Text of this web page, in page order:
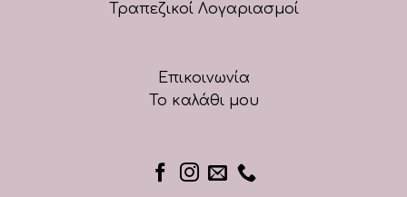
Τραπεζικοί Λογαριασμοί
Επικοινωνία
Το καλάθι μου